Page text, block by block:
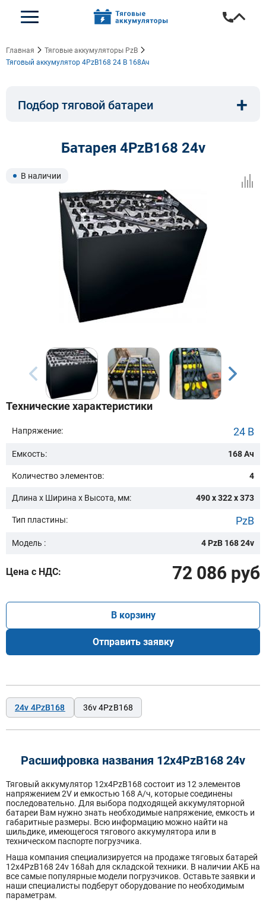
Главная
Тяговые аккумуляторы PzB
Тяговый аккумулятор 4PzB168 24 В 168Ач
Подбор тяговой батареи
Тип:
Ширина, мм: Высота, мм:
Бренд техники:
Модель:
Сначала выберите бренд
Очистить подбор
+
Батарея 4PzB168 24v
В наличии
Технические характеристики
Напряжение: 24 В
Емкость: 168 Ач
Количество элементов: 4
Длина х Ширина х Высота, мм: 490 x 322 x 373
Тип пластины: PzB
Модель : 4 PzB 168 24v
Цена с НДС: 72 086 руб
В корзину
Отправить заявку
24v 4PzB168 36v 4PzB168
Расшифровка названия 12х4PzB168 24v
Тяговый аккумулятор 12x4PzB168 состоит из 12 элементов
напряжением 2V и емкостью 168 А/ч, которые соединены
последовательно. Для выбора подходящей аккумуляторной
батареи Вам нужно знать необходимые напряжение, емкость и
габаритные размеры. Всю информацию можно найти на
шильдике, имеющегося тягового аккумулятора или в
техническом паспорте погрузчика.
Наша компания специализируется на продаже тяговых батарей
12х4PzB168 24v 168ah для складской техники. В наличии АКБ на
все самые популярные модели погрузчиков. Оставьте заявки и
наши специалисты подберут оборудование по необходимым
параметрам.